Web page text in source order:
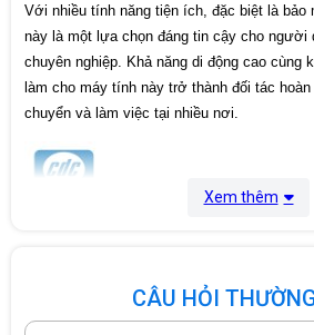
Xuất xứ China
Bảo hành 36 Tháng
Với nhiều tính năng tiện ích, đặc biệt là bảo
này là một lựa chọn đáng tin cậy cho người
chuyên nghiệp. Khả năng di động cao cùng
làm cho máy tính này trở thành đối tác
chuyển và làm việc tại nhiều nơi.
Xem thêm
CÂU HỎI